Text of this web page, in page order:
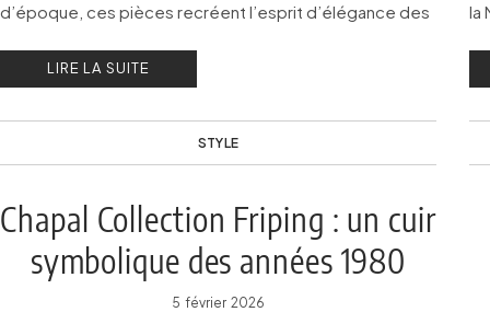
d’époque, ces pièces recréent l’esprit d’élégance des
LIRE LA SUITE
STYLE
la
Chapal Collection Friping : un cuir
symbolique des années 1980
5 février 2026